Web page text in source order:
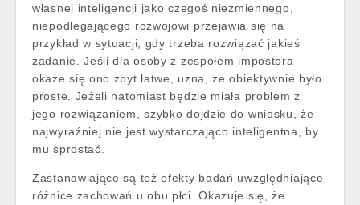
własnej inteligencji jako czegoś niezmiennego,
niepodlegającego rozwojowi przejawia się na
przykład w sytuacji, gdy trzeba rozwiązać jakieś
zadanie. Jeśli dla osoby z zespołem impostora
okaże się ono zbyt łatwe, uzna, że obiektywnie było
proste. Jeżeli natomiast będzie miała problem z
jego rozwiązaniem, szybko dojdzie do wniosku, że
najwyraźniej nie jest wystarczająco inteligentna, by
mu sprostać.
Zastanawiające są też efekty badań uwzględniające
różnice zachowań u obu płci. Okazuje się, że